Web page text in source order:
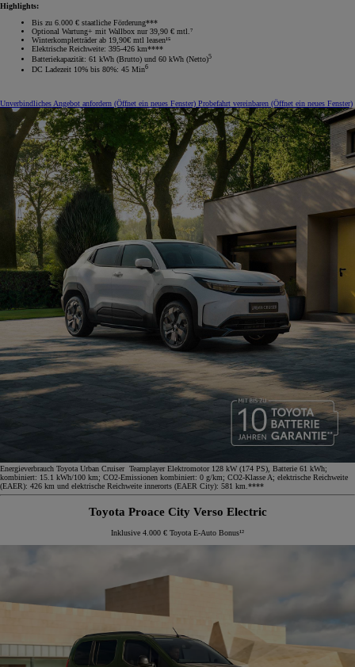
Highlights:
Bis zu 6.000 € staatliche Förderung***
Optional Wartung+ mit Wallbox nur 39,90 € mtl.⁷
Winterkompletträder ab 19,90€ mtl leasen¹⁵
Elektrische Reichweite: 395-426 km****
Batteriekapazität: 61 kWh (Brutto) und 60 kWh (Netto)5
DC Ladezeit 10% bis 80%: 45 Min6
Unverbindliches Angebot anfordern (Öffnet ein neues Fenster) Probefahrt vereinbaren (Öffnet ein neues Fenster)
Energieverbrauch Toyota Urban Cruiser Teamplayer Elektromotor 128 kW (174 PS), Batterie 61 kWh;
kombiniert: 15.1 kWh/100 km; CO2-Emissionen kombiniert: 0 g/km; CO2-Klasse A; elektrische Reichweite
(EAER): 426 km und elektrische Reichweite innerorts (EAER City): 581 km.****
Toyota Proace City Verso Electric
Inklusive 4.000 € Toyota E-Auto Bonus¹²